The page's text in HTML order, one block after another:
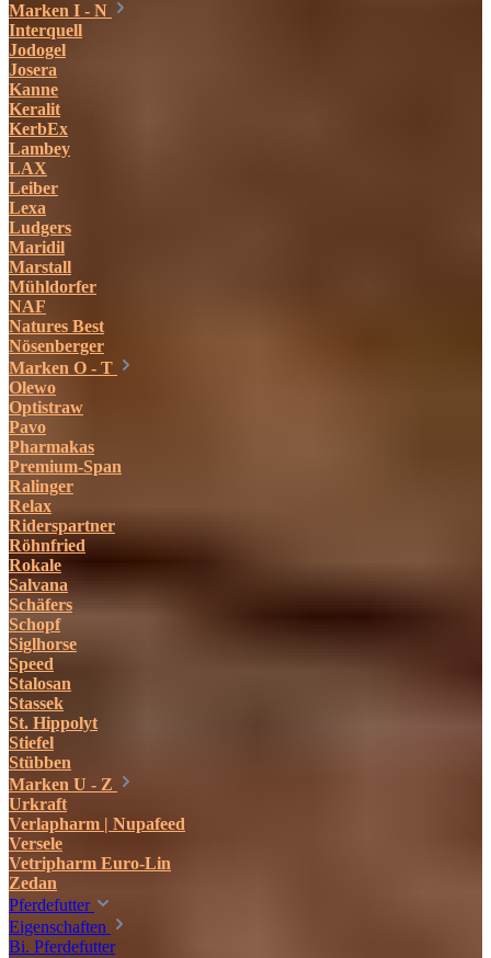
Marken I - N
Interquell
Jodogel
Josera
Kanne
Keralit
KerbEx
Lambey
LAX
Leiber
Lexa
Ludgers
Maridil
Marstall
Mühldorfer
NAF
Natures Best
Nösenberger
Marken O - T
Olewo
Optistraw
Pavo
Pharmakas
Premium-Span
Ralinger
Relax
Riderspartner
Röhnfried
Rokale
Salvana
Schäfers
Schopf
Siglhorse
Speed
Stalosan
Stassek
St. Hippolyt
Stiefel
Stübben
Marken U - Z
Urkraft
Verlapharm | Nupafeed
Versele
Vetripharm Euro-Lin
Zedan
Pferdefutter
Eigenschaften
Bi. Pferdefutter